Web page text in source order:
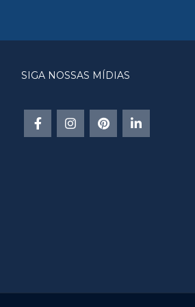
SIGA NOSSAS MÍDIAS